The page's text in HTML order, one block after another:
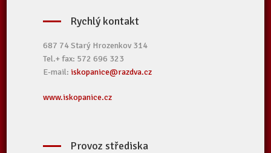
Rychlý kontakt
687 74 Starý Hrozenkov 314
Tel.+ fax: 572 696 323
E-mail:iskopanice@razdva.cz
www.iskopanice.cz
Provoz střediska